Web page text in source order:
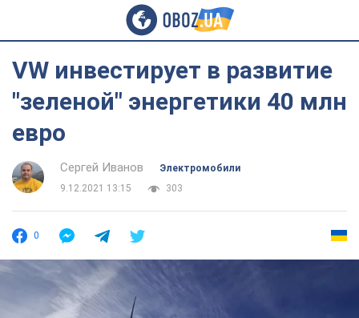
VW инвестирует в развитие
"зеленой" энергетики 40 млн
евро
Сергей Иванов
Электромобили
9.12.2021 13:15
303
0